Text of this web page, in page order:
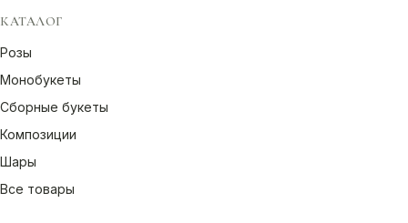
КАТАЛОГ
Розы
Монобукеты
Сборные букеты
Композиции
Шары
Все товары